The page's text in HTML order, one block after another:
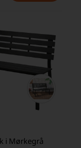
i Mørkegrå